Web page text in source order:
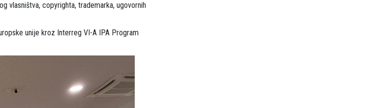
vlasništva, copyrighta, trademarka, ugovornih
unije kroz Interreg VI-A IPA Program